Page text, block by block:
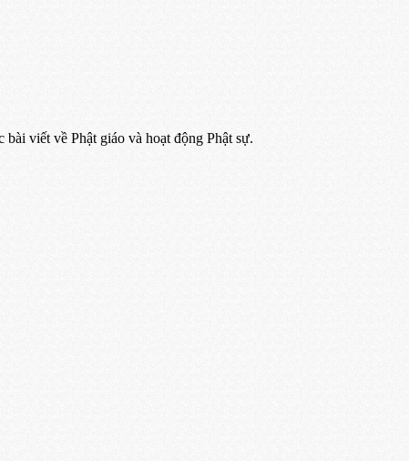
bài viết về Phật giáo và hoạt động Phật sự.